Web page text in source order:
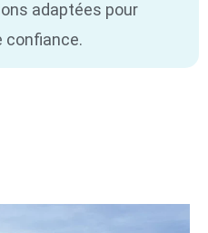
adaptées pour
confiance.